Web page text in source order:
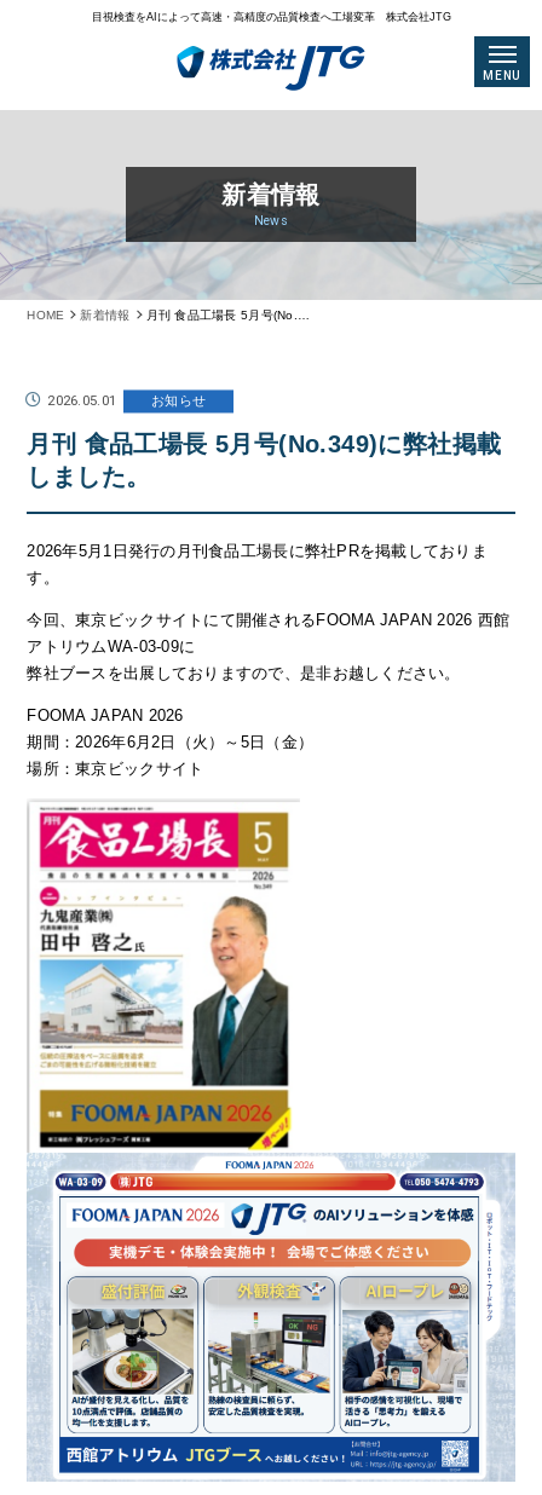
目視検査をAIによって高速・高精度の品質検査へ工場変革 株式会社JTG
新着情報
News
HOME 新着情報
2026.05.01 お知らせ
月刊 食品工場長 5月号(No.349)に弊社掲載
しました。
2026年5月1日発行の月刊食品工場長に弊社PRを掲載しておりま
す。
今回、東京ビックサイトにて開催されるFOOMA JAPAN 2026 西館
アトリウムWA-03-09に
弊社ブースを出展しておりますので、是非お越しください。
FOOMA JAPAN 2026
期間：2026年6月2日（火）～5日（金）
場所：東京ビックサイト
MENU